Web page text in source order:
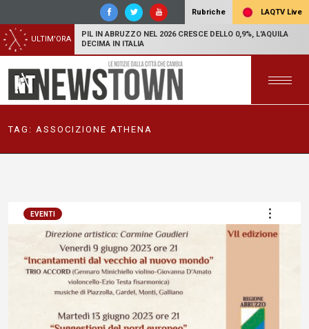
Rubriche LAQTV Live
ULTIM'ORA
PIL IN ABRUZZO NEL 2026 CRESCE DELLO 0,9%, L'AQUILA
DECIMA IN ITALIA
TAG: ASSOCIZIONE ATHENA
EVENTI